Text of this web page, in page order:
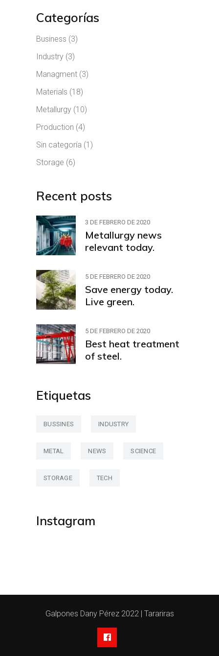
Categorías
Business (3)
Industry (3)
Managment (3)
Materials (18)
Metallurgy (10)
Production (4)
Sin categoría (1)
Storage (6)
Recent posts
3 DE FEBRERO DE 2020
Metallurgy news
relevant today.
5 DE FEBRERO DE 2020
Save energy today.
Live green.
5 DE FEBRERO DE 2020
Best heat treatment
of steel.
Etiquetas
BUSSINES INDUSTRY
METAL NEWS SCIENCE
STORAGE TECH
Instagram
Galpones Dany Pérez 2022 | Tarariras